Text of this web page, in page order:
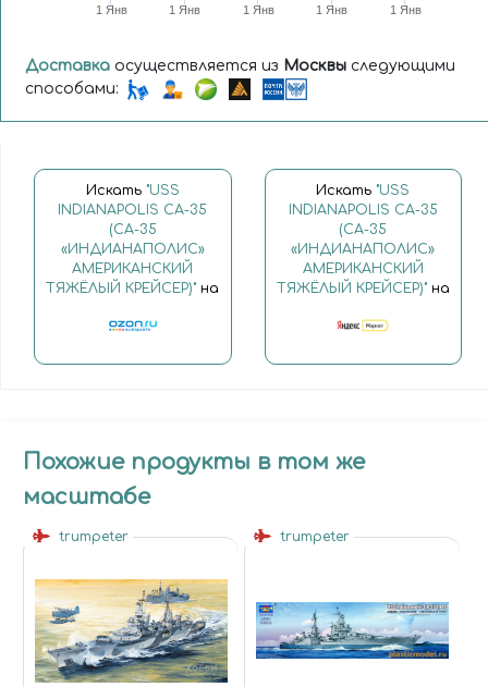
1 Янв 1 Янв 1 Янв 1 Янв 1 Янв
Доставка осуществляется из Москвы следующими
способами:
Искать "USS
INDIANAPOLIS CA-35
(СА-35
«ИНДИАНАПОЛИС»
АМЕРИКАНСКИЙ
ТЯЖЁЛЫЙ КРЕЙСЕР)" на
Искать "USS
INDIANAPOLIS CA-35
(СА-35
«ИНДИАНАПОЛИС»
АМЕРИКАНСКИЙ
ТЯЖЁЛЫЙ КРЕЙСЕР)"на
Похожие продукты в том же
масштабе
trumpeter trumpeter